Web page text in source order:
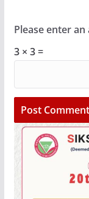
Please enter
3 × 3 =